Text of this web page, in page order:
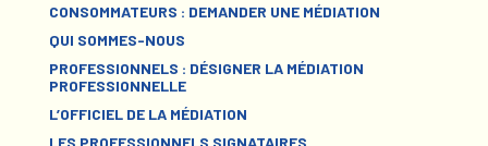
CONSOMMATEURS : DEMANDER UNE MÉDIATION
QUI SOMMES-NOUS
PROFESSIONNELS : DÉSIGNER LA MÉDIATION
PROFESSIONNELLE
L’OFFICIEL DE LA MÉDIATION
LES PROFESSIONNELS SIGNATAIRES